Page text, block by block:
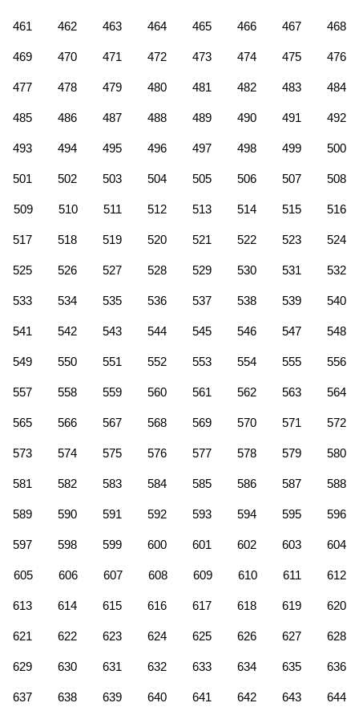
461 462 463 464 465 466 467 468
469 470 471 472 473 474 475 476
477 478 479 480 481 482 483 484
485 486 487 488 489 490 491 492
493 494 495 496 497 498 499 500
501 502 503 504 505 506 507 508
509 510 511 512 513 514 515 516
517 518 519 520 521 522 523 524
525 526 527 528 529 530 531 532
533 534 535 536 537 538 539 540
541 542 543 544 545 546 547 548
549 550 551 552 553 554 555 556
557 558 559 560 561 562 563 564
565 566 567 568 569 570 571 572
573 574 575 576 577 578 579 580
581 582 583 584 585 586 587 588
589 590 591 592 593 594 595 596
597 598 599 600 601 602 603 604
605 606 607 608 609 610 611 612
613 614 615 616 617 618 619 620
621 622 623 624 625 626 627 628
629 630 631 632 633 634 635 636
637 638 639 640 641 642 643 644